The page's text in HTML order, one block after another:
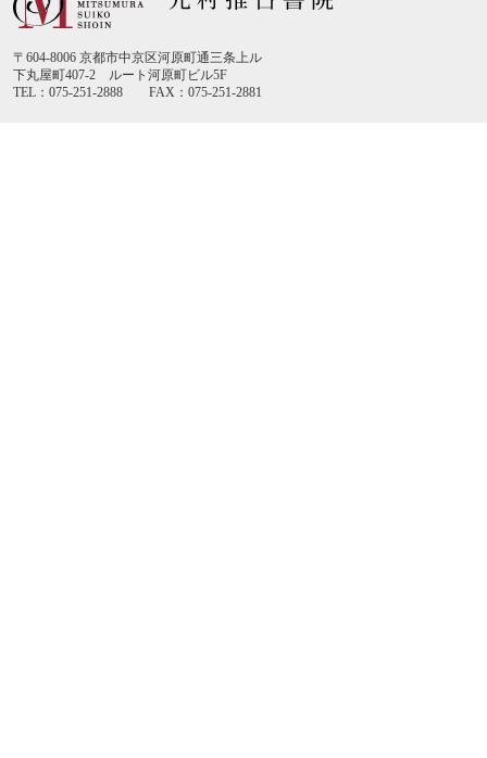
〒604-8006 京都市中京区河原町通三条上ル
下丸屋町407-2 ルート河原町ビル5F
TEL：075-251-2888 FAX：075-251-2881